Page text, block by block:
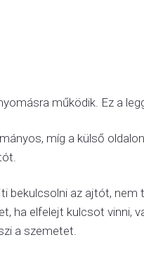
működik. Ez a
míg a külső
bekulcsolni az ajtót, nem
ha elfelejt kulcsot vinni,
a szemetet.